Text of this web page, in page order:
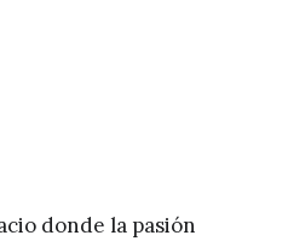
donde la pasión